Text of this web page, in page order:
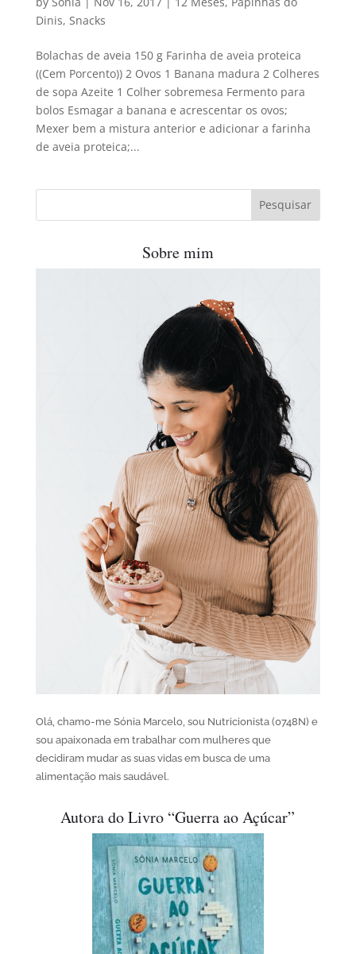
Dinis, Snacks
Bolachas de aveia 150 g Farinha de aveia proteica
((Cem Porcento)) 2 Ovos 1 Banana madura 2 Colheres
de sopa Azeite 1 Colher sobremesa Fermento para
bolos Esmagar a banana e acrescentar os ovos;
Mexer bem a mistura anterior e adicionar a farinha
de aveia proteica;...
Sobre mim
Olá, chamo-me Sónia Marcelo, sou Nutricionista (0748N) e
sou apaixonada em trabalhar com mulheres que
decidiram mudar as suas vidas em busca de uma
alimentação mais saudável.
Autora do Livro “Guerra ao Açúcar”